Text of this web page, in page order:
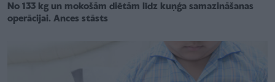
No 133 kg un mokošām diētām līdz kuņģa samazināšanas
operācijai. Ances stāsts